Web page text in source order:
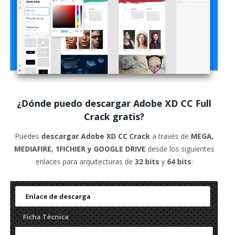
¿Dónde puedo descargar Adobe XD CC Full
Crack gratis?
Puedes descargar Adobe XD CC Cracka través de MEGA,
MEDIAFIRE, 1FICHIER y GOOGLE DRIVE desde los siguientes
enlaces para arquitecturas de 32 bits y 64 bits:
Enlace de descarga
Ficha Técnica